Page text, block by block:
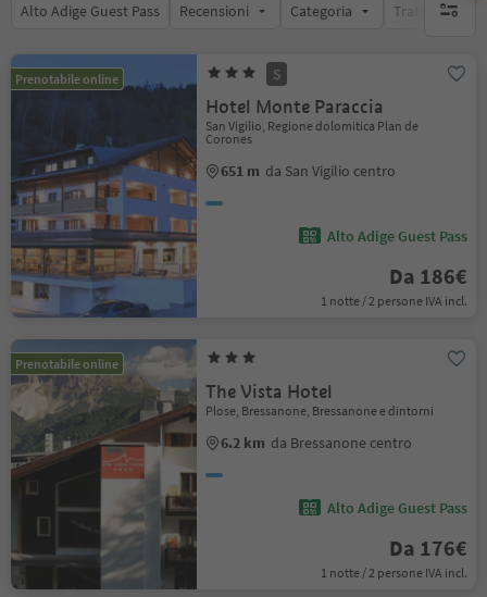
Alto Adige Guest Pass Recensioni Categoria Trattamento
filtri
Prenotabile online S
Hotel Monte Paraccia
San Vigilio, Regione dolomitica Plan de
Corones
651 m da San Vigilio centro
Alto Adige Guest Pass
Da 186€
1 notte / 2 persone IVA incl.
Prenotabile online
The Vista Hotel
Plose, Bressanone, Bressanone e dintorni
6.2 km da Bressanone centro
Alto Adige Guest Pass
Da 176€
1 notte / 2 persone IVA incl.